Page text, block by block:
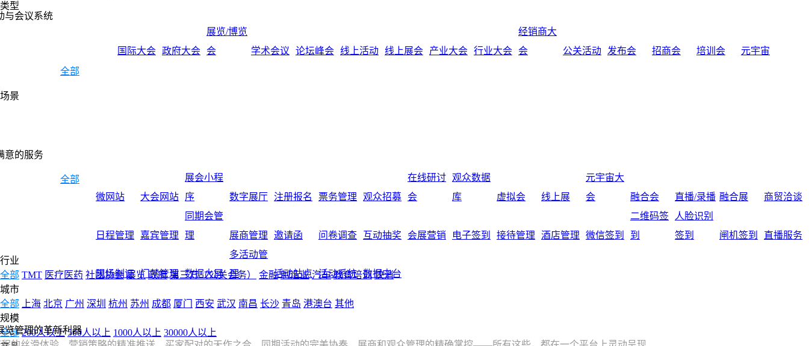
与会议系统
览管理的革新利器
意的服务
类型
全部
国际大会 政府大会
展览/博览
会
学术会议 论坛峰会 线上活动 线上展会 产业大会 行业大会
经销商大
会
公关活动 发布会 招商会 培训会 元宇宙
场景
全部
微网站
大会网站
展会小程
序
数字展厅 注册报名 票务管理 观众招募
在线研讨
会
观众数据
库
虚拟会 线上展
元宇宙大
会
融合会 直播/录播 融合展 商贸洽谈
日程管理 嘉宾管理
同期会管
理
展商管理 邀请函 问卷调查 互动抽奖 会展营销 电子签到 接待管理 酒店管理 微信签到
二维码签
到
人脸识别
签到
闸机签到 直播服务
现场制证 门禁管理 数据大屏
多活动管
理
活动站点 活动系统 数据中台
行业
全部 TMT 医疗医药 社团协会 展览 政府 第三方（公关会务） 金融 制造业 汽车 教育培训 快消
城市
全部
上海 北京 广州 深圳 杭州 苏州 成都 厦门 西安 武汉 南昌 长沙 青岛 港澳台 其他
规模
全部 200人以上 500人以上 1000人以上 30000人以上